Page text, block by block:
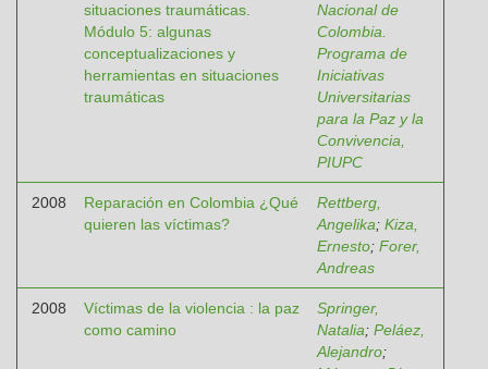
situaciones traumáticas.
Módulo 5: algunas
conceptualizaciones y
herramientas en situaciones
traumáticas
Nacional de
Colombia.
Programa de
Iniciativas
Universitarias
para la Paz y la
Convivencia,
PIUPC
2008
Reparación en Colombia ¿Qué
quieren las víctimas?
Rettberg,
Angelika; Kiza,
Ernesto; Forer,
Andreas
2008
Víctimas de la violencia : la paz
como camino
Springer,
Natalia; Peláez,
Alejandro;